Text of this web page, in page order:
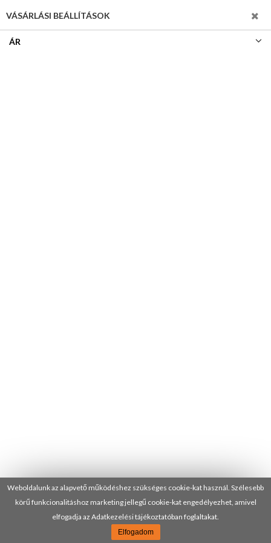
Weboldalunk az alapvető működéshez szükséges cookie-kat használ. Szélesebb
körű funkcionalitáshoz marketing jellegű cookie-kat engedélyezhet, amivel
elfogadja az Adatkezelési tájékoztatóban foglaltakat.
Elfogadom
VÁSÁRLÁSI BEÁLLÍTÁSOK
ÁR